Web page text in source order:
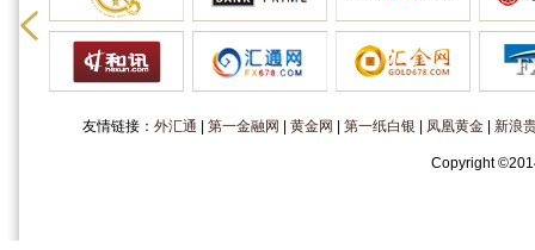
友情链接： 外汇通 第一金融网 黄金网 第一纸白银 凤凰黄金 新浪
Copyright©